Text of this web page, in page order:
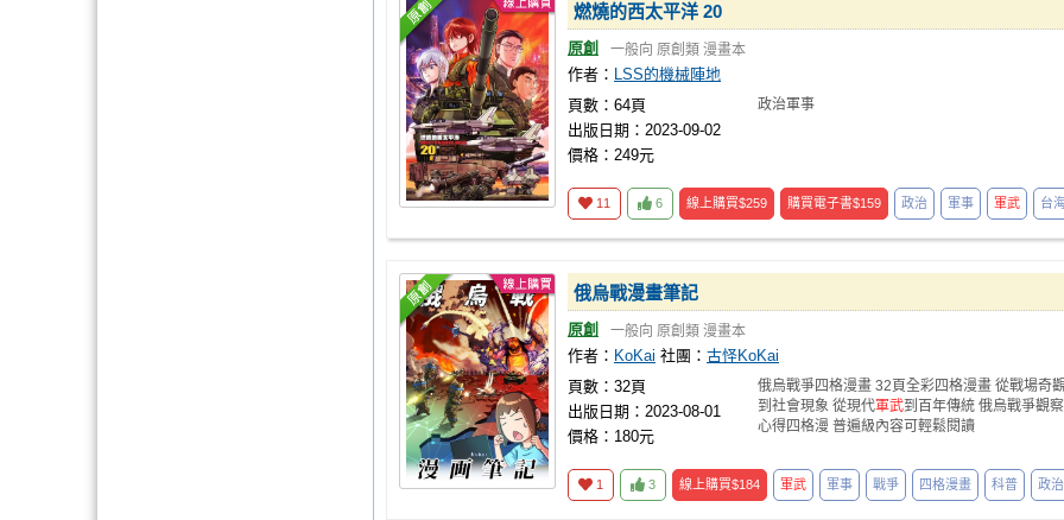
燃燒的西太平洋 20
原創 一般向 原創類 漫畫本
作者： LSS的機械陣地
頁數：64頁
出版日期：2023-09-02
價格：249元
政治軍事
11 6 線上購買$259 購買電子書$159 政治 軍事 軍武 台
俄烏戰漫畫筆記
原創 一般向 原創類 漫畫本
作者： KoKai 社團： 古怪KoKai
頁數：32頁
出版日期：2023-08-01
價格：180元
俄烏戰爭四格漫畫 32頁全彩四格漫畫 從戰場奇
到社會現象 從現代軍武到百年傳統 俄烏戰爭觀察
心得四格漫 普遍級內容可輕鬆閱讀
1 3 線上購買$184 軍武 軍事 戰爭 四格漫畫 科普 政治